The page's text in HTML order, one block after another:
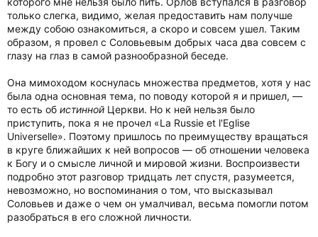
только слегка, видимо, желая предоставить нам получше
между собою ознакомиться, а скоро и совсем ушел. Таким
образом, я провел с Соловьевым добрых часа два совсем с
глазу на глаз в самой разнообразной беседе.
Она мимоходом коснулась множества предметов, хотя у нас
была одна основная тема, по поводу которой я и пришел, —
то есть об истинной Церкви. Но к ней нельзя было
приступить, пока я не прочел «La Russie et l'Eglise
Universelle». Поэтому пришлось по преимуществу вращаться
в круге ближайших к ней вопросов — об отношении человека
к Богу и о смысле личной и мировой жизни. Воспроизвести
подробно этот разговор тридцать лет спустя, разумеется,
невозможно, но воспоминания о том, что высказывал
Соловьев и даже о чем он умалчивал, весьма помогли потом
разобраться в его сложной личности.